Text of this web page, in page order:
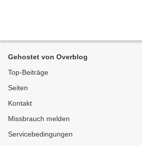
Gehostet von Overblog
Top-Beiträge
Seiten
Kontakt
Missbrauch melden
Servicebedingungen